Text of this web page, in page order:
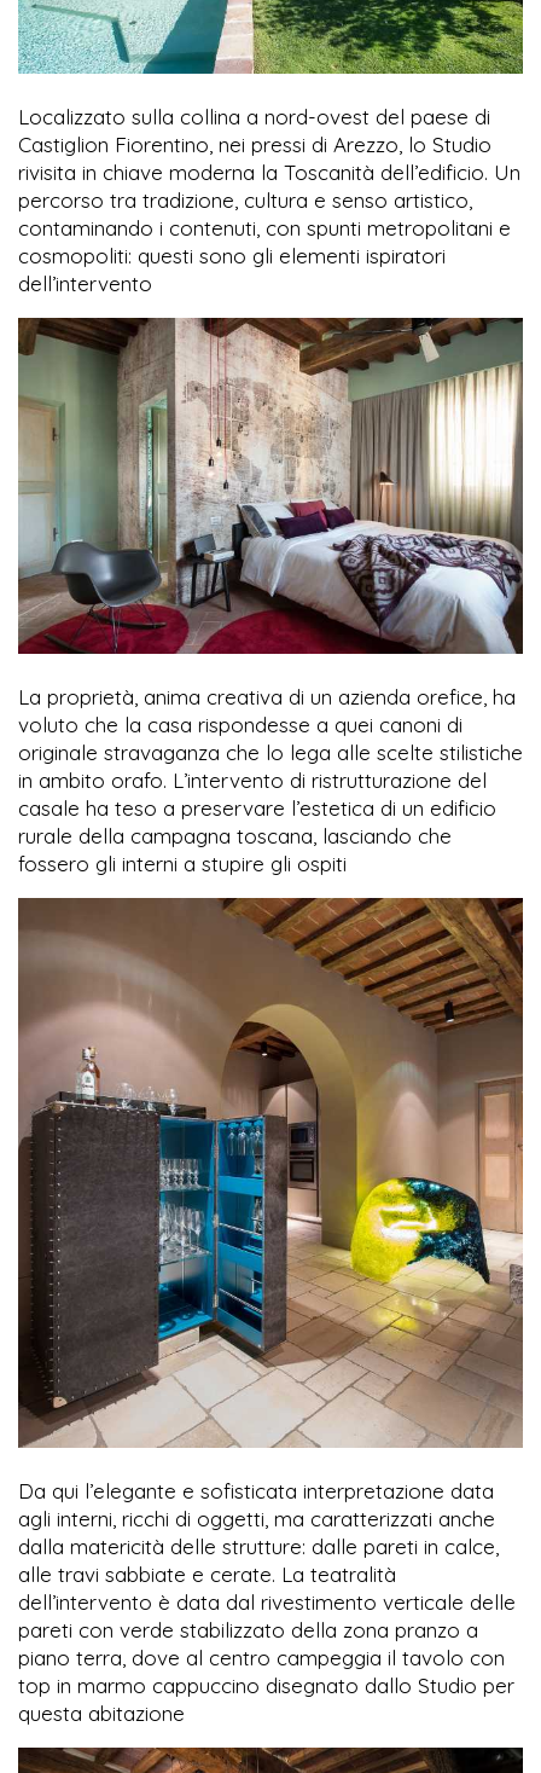
Localizzato sulla collina a nord-ovest del paese di
Castiglion Fiorentino, nei pressi di Arezzo, lo Studio
rivisita in chiave moderna la Toscanità dell’edificio. Un
percorso tra tradizione, cultura e senso artistico,
contaminando i contenuti, con spunti metropolitani e
cosmopoliti: questi sono gli elementi ispiratori
dell’intervento
La proprietà, anima creativa di un azienda orefice, ha
voluto che la casa rispondesse a quei canoni di
originale stravaganza che lo lega alle scelte stilistiche
in ambito orafo. L’intervento di ristrutturazione del
casale ha teso a preservare l’estetica di un edificio
rurale della campagna toscana, lasciando che
fossero gli interni a stupire gli ospiti
Da qui l’elegante e sofisticata interpretazione data
agli interni, ricchi di oggetti, ma caratterizzati anche
dalla matericità delle strutture: dalle pareti in calce,
alle travi sabbiate e cerate. La teatralità
dell’intervento è data dal rivestimento verticale delle
pareti con verde stabilizzato della zona pranzo a
piano terra, dove al centro campeggia il tavolo con
top in marmo cappuccino disegnato dallo Studio per
questa abitazione